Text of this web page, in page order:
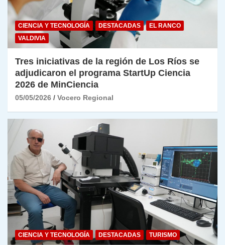
CIENCIA Y TECNOLOGÍA DESTACADAS
EL RANCO
VALDIVIA
Tres iniciativas de la región de Los Ríos se
adjudicaron el programa StartUp Ciencia
2026 de MinCiencia
05/05/2026 Vocero Regional
CIENCIA Y TECNOLOGÍA DESTACADAS TURISMO